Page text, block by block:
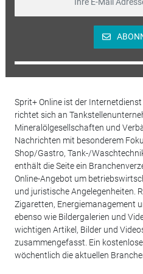
Sprit+ Online ist der
richtet sich an
Mineralölgesellschaften und
Nachrichten mit besonderem
Shop/Gastro, Tank-/
enthält die Seite ein
Online-Angebot um
und juristische Angelegenheiten.
Zigaretten, Energiemanagement
ebenso wie Bildergalerien und
wichtigen Artikel, Bilder und
zusammengefasst. Ein
wöchentlich die aktuellen